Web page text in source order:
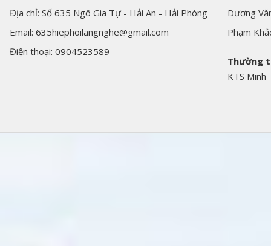
Địa chỉ: Số 635 Ngô Gia Tự - Hải An - Hải Phòng
Email: 635hiephoilangnghe@gmail.com
Điện thoại: 0904523589
Dương
Phạm
Thường
KTS Minh